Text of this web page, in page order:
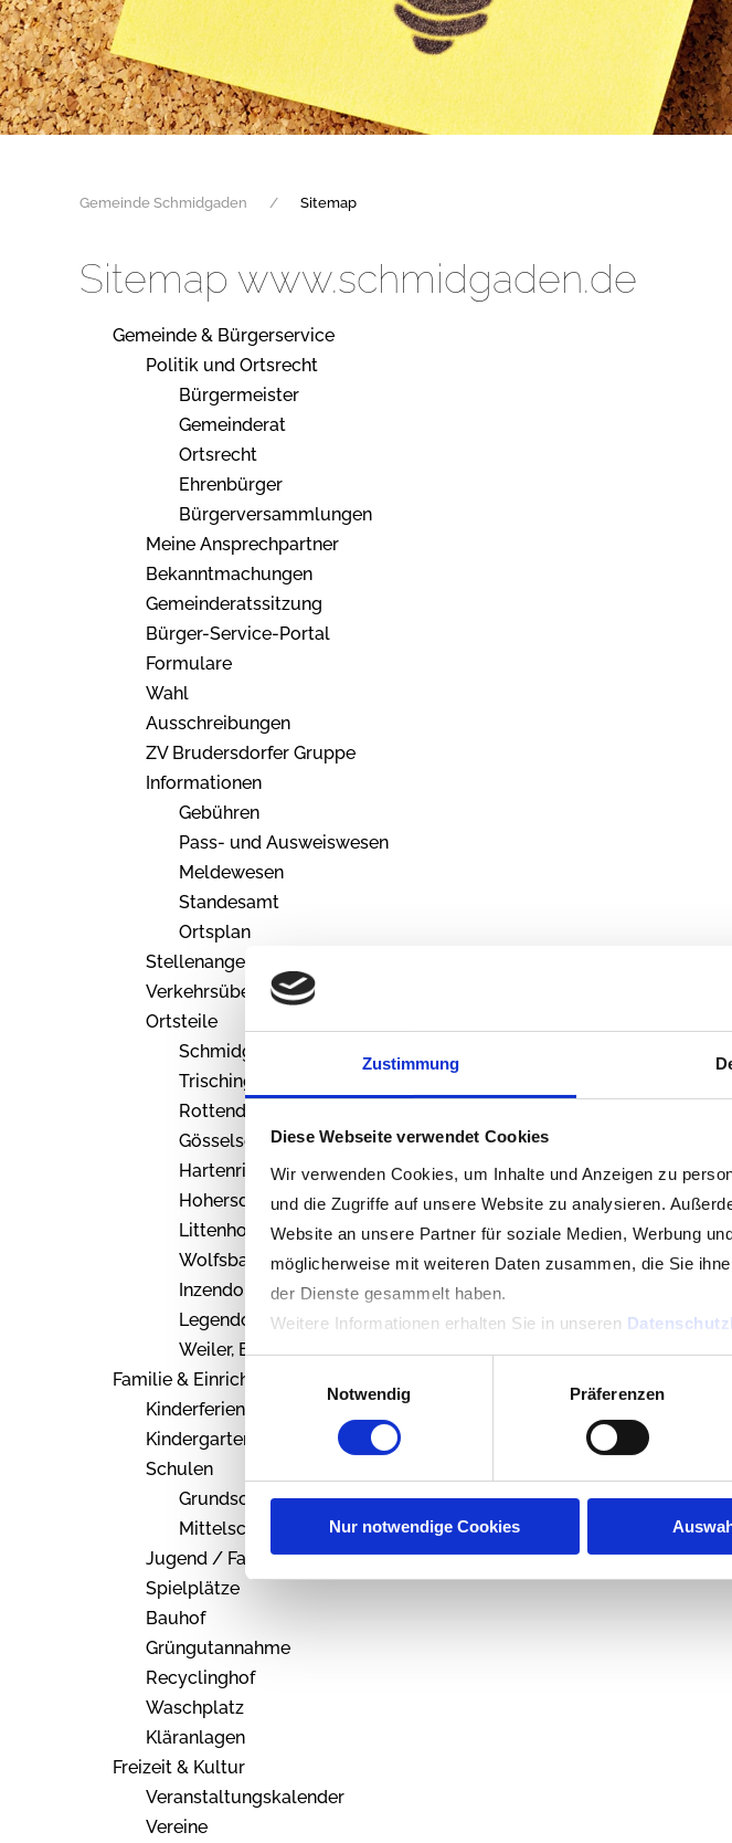
Zustimmung
Diese Webseite verwendet Cookies
Wir verwenden Cookies, um Inhalte und Anzeigen zu
und die Zugriffe auf unsere Website zu analysieren.
Website an unsere Partner für soziale Medien, Werbung
möglicherweise mit weiteren Daten zusammen, die Sie
der Dienste gesammelt haben.
Weitere Informationen erhalten Sie in unseren
Notwendig
Präferenzen
Nur notwendige Cookies
Gemeinde Schmidgaden Sitemap
Sitemap www.schmidgaden.de
Gemeinde & Bürgerservice
Politik und Ortsrecht
Bürgermeister
Gemeinderat
Ortsrecht
Ehrenbürger
Bürgerversammlungen
Meine Ansprechpartner
Bekanntmachungen
Gemeinderatssitzung
Bürger-Service-Portal
Formulare
Wahl
Ausschreibungen
ZV Brudersdorfer Gruppe
Informationen
Gebühren
Pass- und Ausweiswesen
Meldewesen
Standesamt
Ortsplan
Stellenangebote
Verkehrsüberwachung
Ortsteile
Schmidgaden
Trisching
Rottendorf
Gösselsdorf
Hartenricht
Hohersdorf
Littenhof
Wolfsbach
Inzendorf
Legendorf
Weiler, Einöden
Familie & Einrichtungen
Kinderferienprogramm
Kindergarten
Schulen
Grundschule
Mittelschule
Jugend / Familie / Senioren
Spielplätze
Bauhof
Grüngutannahme
Recyclinghof
Waschplatz
Kläranlagen
Freizeit & Kultur
Veranstaltungskalender
Vereine